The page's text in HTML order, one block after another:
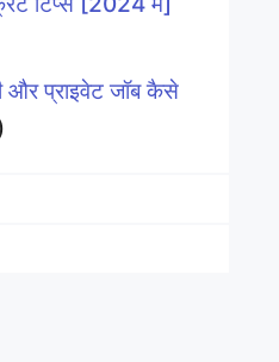
और प्राइवेट जॉब कैसे